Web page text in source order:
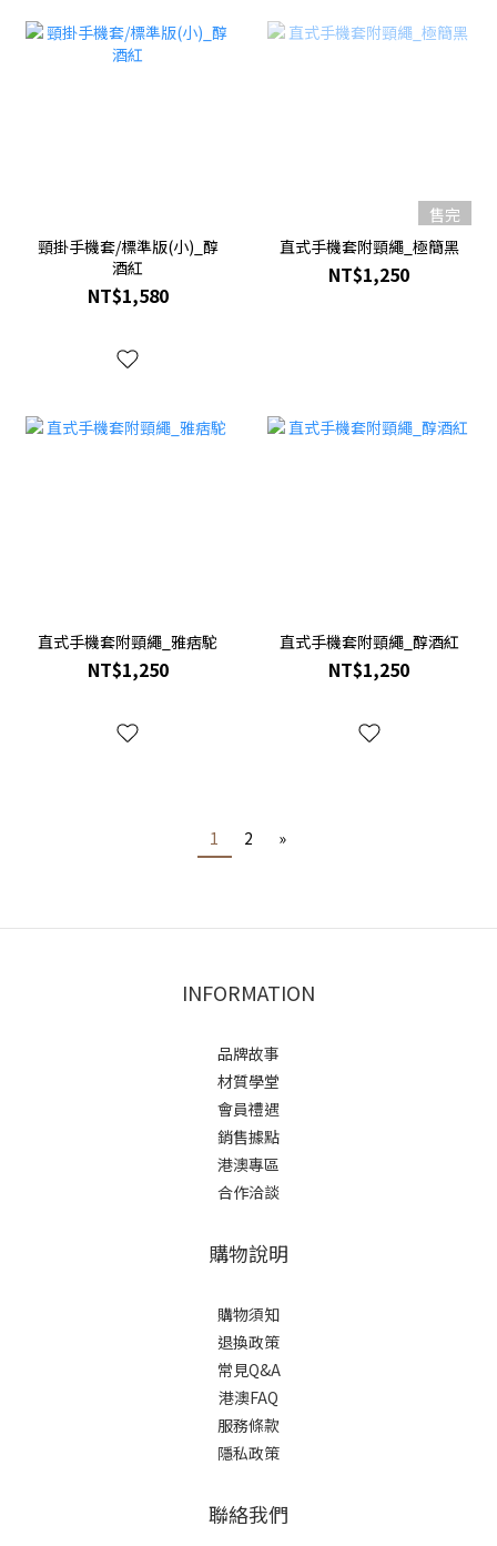
頸掛手機套/標準版(小)_醇
酒紅
NT$1,580
售完
直式手機套附頸繩_極簡黑
NT$1,250
直式手機套附頸繩_雅痞駝
NT$1,250
直式手機套附頸繩_醇酒紅
NT$1,250
1 2 »
INFORMATION
品牌故事
材質學堂
會員禮遇
銷售據點
港澳專區
合作洽談
購物說明
購物須知
退換政策
常見Q&A
港澳FAQ
服務條款
隱私政策
聯絡我們